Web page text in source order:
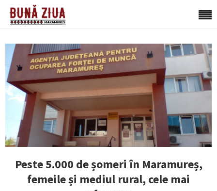
Peste 5.000 de șomeri în Maramureș,
femeile și mediul rural, cele mai